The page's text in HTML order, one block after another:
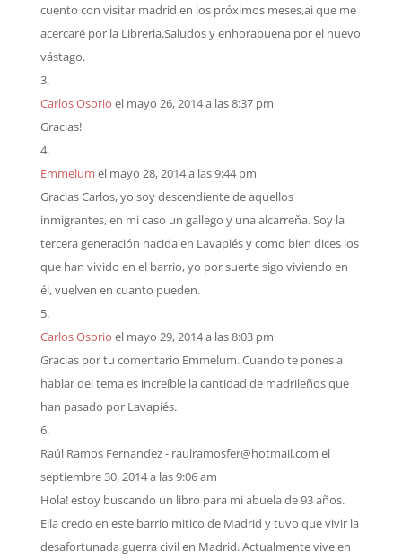
cuento con visitar madrid en los próximos meses,ai que me
acercaré por la Libreria.Saludos y enhorabuena por el nuevo
vástago.
Carlos Osorio el mayo 26, 2014 a las 8:37 pm
Gracias!
Emmelum el mayo 28, 2014 a las 9:44 pm
Gracias Carlos, yo soy descendiente de aquellos
inmigrantes, en mi caso un gallego y una alcarreňa. Soy la
tercera generación nacida en Lavapiés y como bien dices los
que han vivido en el barrio, yo por suerte sigo viviendo en
él, vuelven en cuanto pueden.
Carlos Osorio el mayo 29, 2014 a las 8:03 pm
Gracias por tu comentario Emmelum. Cuando te pones a
hablar del tema es increíble la cantidad de madrileños que
han pasado por Lavapiés.
Raúl Ramos Fernandez - raulramosfer@hotmail.com el
septiembre 30, 2014 a las 9:06 am
Hola! estoy buscando un libro para mi abuela de 93 años.
Ella crecio en este barrio mitico de Madrid y tuvo que vivir la
desafortunada guerra civil en Madrid. Actualmente vive en